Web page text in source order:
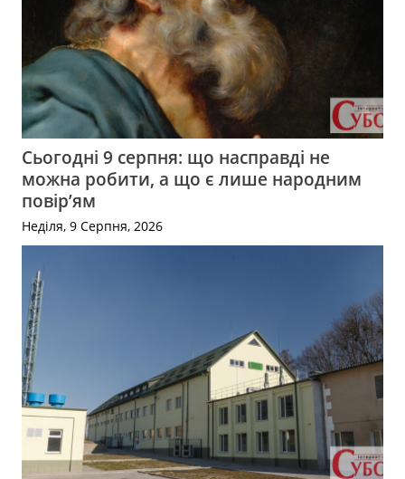
Сьогодні 9 серпня: що насправді не
можна робити, а що є лише народним
повір’ям
Неділя, 9 Серпня, 2026